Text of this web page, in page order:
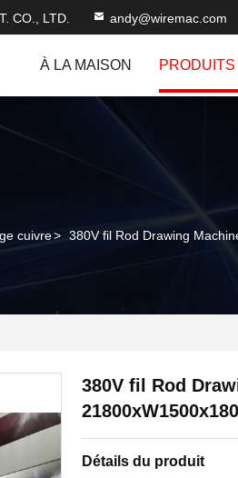
CO., LTD. andy@wiremac.com
À LA MAISON PRODUITS
cuivre> 380V fil Rod Drawing
380V fil Rod
Détails du produit